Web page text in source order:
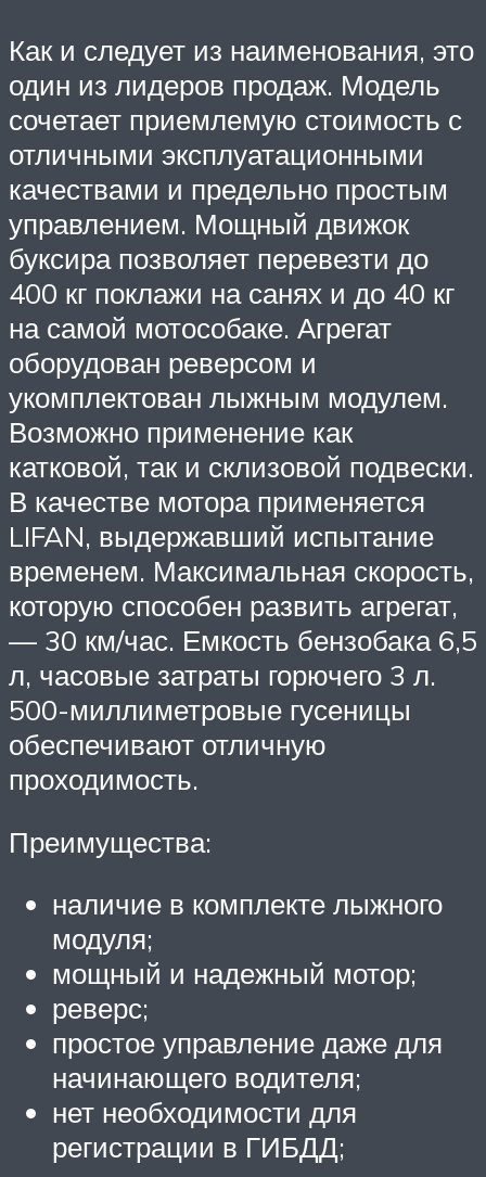
Как и следует из наименования, это
один из лидеров продаж. Модель
сочетает приемлемую стоимость с
отличными эксплуатационными
качествами и предельно простым
управлением. Мощный движок
буксира позволяет перевезти до
400 кг поклажи на санях и до 40 кг
на самой мотособаке. Агрегат
оборудован реверсом и
укомплектован лыжным модулем.
Возможно применение как
катковой, так и склизовой подвески.
В качестве мотора применяется
LIFAN, выдержавший испытание
временем. Максимальная скорость,
которую способен развить агрегат,
— 30 км/час. Емкость бензобака 6,5
л, часовые затраты горючего 3 л.
500-миллиметровые гусеницы
обеспечивают отличную
проходимость.
Преимущества:
наличие в комплекте лыжного
модуля;
мощный и надежный мотор;
реверс;
простое управление даже для
начинающего водителя;
нет необходимости для
регистрации в ГИБДД;